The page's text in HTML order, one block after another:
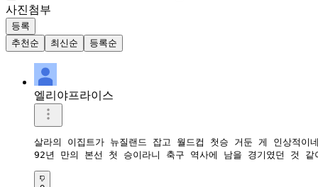
사진첨부
등록
추천순
최신순 등록순
엘리야프라이스
살라의 이집트가 뉴질랜드 잡고 월드컵 첫승 거둔 게 인상적
92년 만의 본선 첫 승이라니 축구 역사에 남을 경기였던 것